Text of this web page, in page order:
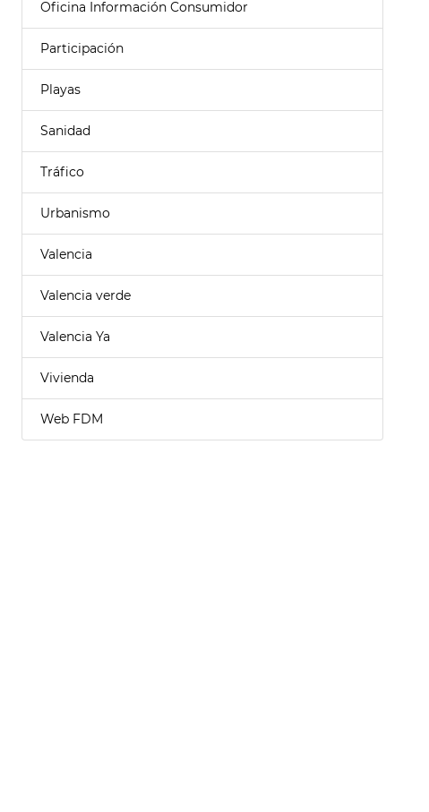
Oficina Información Consumidor
Participación
Playas
Sanidad
Tráfico
Urbanismo
Valencia
Valencia verde
Valencia Ya
Vivienda
Web FDM